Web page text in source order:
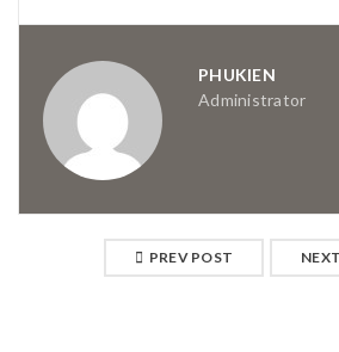
PHUKIEN
Administrator
PREV POST